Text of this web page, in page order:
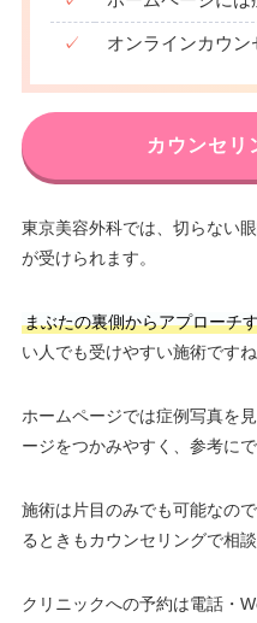
✓ オンラインカウン
カウンセリ
東京美容外科では、切らない
が受けられます。
まぶたの裏側からアプローチ
い人でも受けやすい施術です
ホームページでは症例写真を
ージをつかみやすく、参考に
施術は片目のみでも可能なの
るときもカウンセリングで相
クリニックへの予約は電話・